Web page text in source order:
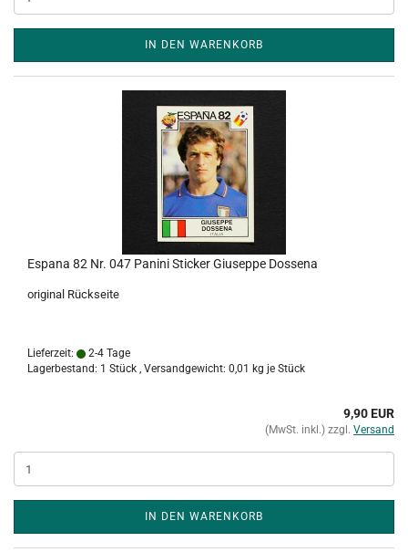
IN DEN WARENKORB
Espana 82 Nr. 047 Panini Sticker Giuseppe Dossena
original Rückseite
Lieferzeit:
2-4 Tage
Lagerbestand: 1 Stück , Versandgewicht: 0,01 kg je Stück
9,90 EUR
(MwSt. inkl.) zzgl. Versand
IN DEN WARENKORB